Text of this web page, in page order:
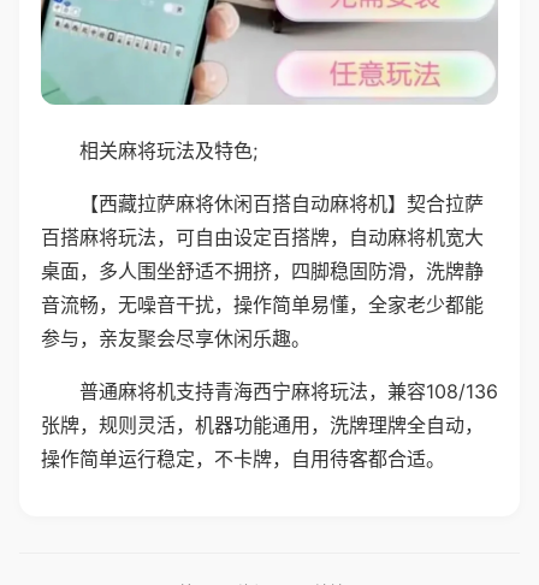
相关麻将玩法及特色;
【西藏拉萨麻将休闲百搭自动麻将机】契合拉萨
百搭麻将玩法，可自由设定百搭牌，自动麻将机宽大
桌面，多人围坐舒适不拥挤，四脚稳固防滑，洗牌静
音流畅，无噪音干扰，操作简单易懂，全家老少都能
参与，亲友聚会尽享休闲乐趣。
普通麻将机支持青海西宁麻将玩法，兼容108/136
张牌，规则灵活，机器功能通用，洗牌理牌全自动，
操作简单运行稳定，不卡牌，自用待客都合适。